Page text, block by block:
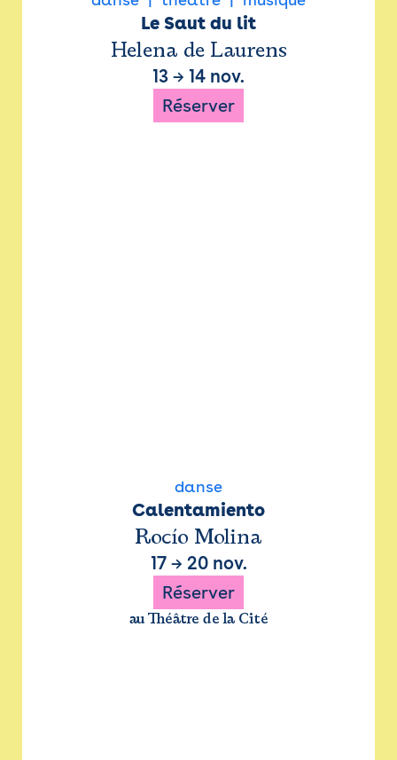
Le Saut du lit
Helena de Laurens
13 → 14 nov.
Réserver
danse
Calentamiento
Rocío Molina
17→ 20 nov.
Réserver
au Théâtre de la Cité